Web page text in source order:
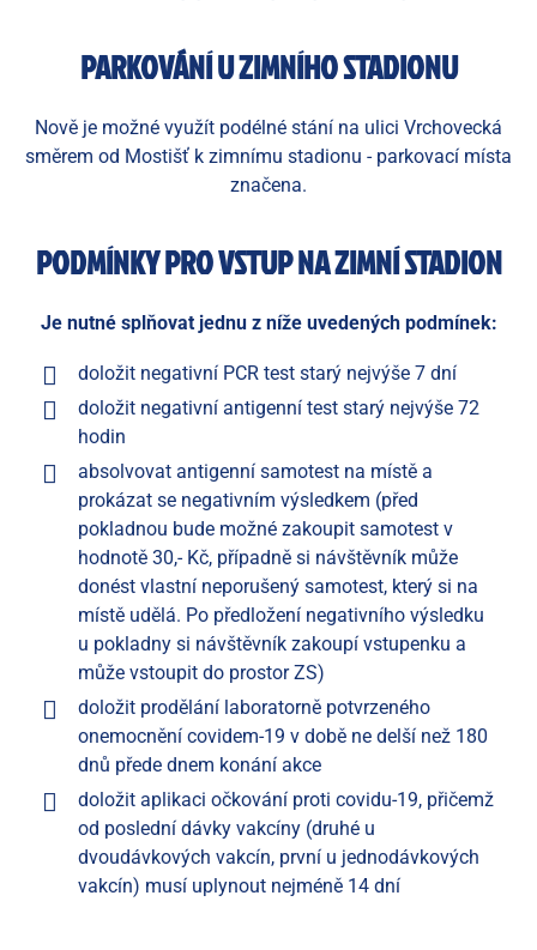
PARKOVÁNÍ U ZIMNÍHO STADIONU
Nově je možné využít podélné stání na ulici Vrchovecká
směrem od Mostišť k zimnímu stadionu - parkovací místa
značena.
PODMÍNKY PRO VSTUP NA ZIMNÍ STADION
Je nutné splňovat jednu z níže uvedených podmínek:
doložit negativní PCR test starý nejvýše 7 dní
doložit negativní antigenní test starý nejvýše 72
hodin
absolvovat antigenní samotest na místě a
prokázat se negativním výsledkem (před
pokladnou bude možné zakoupit samotest v
hodnotě 30,- Kč, případně si návštěvník může
donést vlastní neporušený samotest, který si na
místě udělá. Po předložení negativního výsledku
u pokladny si návštěvník zakoupí vstupenku a
může vstoupit do prostor ZS)
doložit prodělání laboratorně potvrzeného
onemocnění covidem-19 v době ne delší než 180
dnů přede dnem konání akce
doložit aplikaci očkování proti covidu-19, přičemž
od poslední dávky vakcíny (druhé u
dvoudávkových vakcín, první u jednodávkových
vakcín) musí uplynout nejméně 14 dní